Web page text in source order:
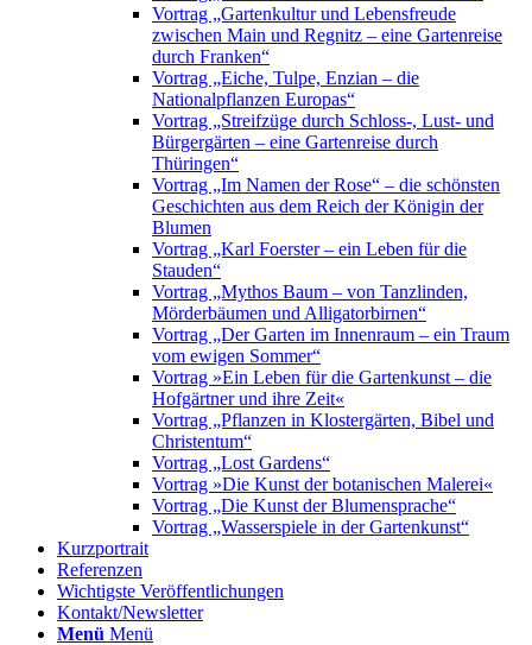
Vortrag „Gartenkultur und Lebensfreude
zwischen Main und Regnitz – eine Gartenreise
durch Franken“
Vortrag „Eiche, Tulpe, Enzian – die
Nationalpflanzen Europas“
Vortrag „Streifzüge durch Schloss-, Lust- und
Bürgergärten – eine Gartenreise durch
Thüringen“
Vortrag „Im Namen der Rose“ – die schönsten
Geschichten aus dem Reich der Königin der
Blumen
Vortrag „Karl Foerster – ein Leben für die
Stauden“
Vortrag „Mythos Baum – von Tanzlinden,
Mörderbäumen und Alligatorbirnen“
Vortrag „Der Garten im Innenraum – ein Traum
vom ewigen Sommer“
Vortrag »Ein Leben für die Gartenkunst – die
Hofgärtner und ihre Zeit«
Vortrag „Pflanzen in Klostergärten, Bibel und
Christentum“
Vortrag „Lost Gardens“
Vortrag »Die Kunst der botanischen Malerei«
Vortrag „Die Kunst der Blumensprache“
Vortrag „Wasserspiele in der Gartenkunst“
Kurzportrait
Referenzen
Wichtigste Veröffentlichungen
Kontakt/Newsletter
Menü Menü